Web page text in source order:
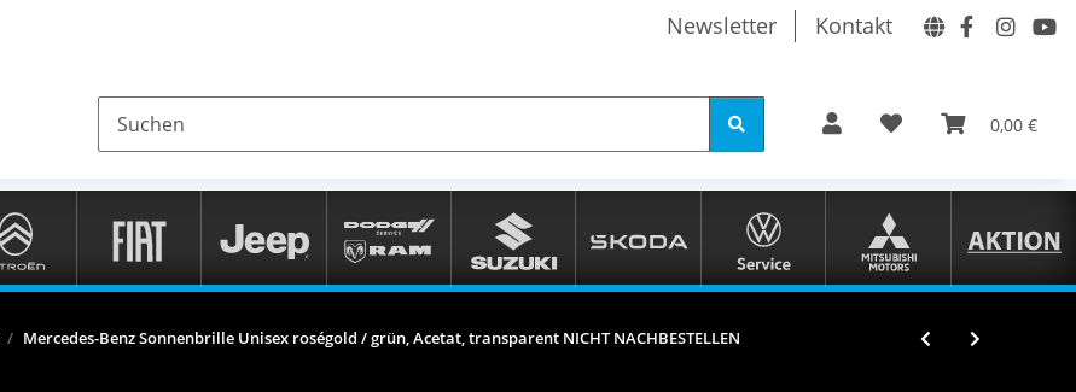
Newsletter Kontakt
0,00 €
Mercedes-Benz Sonnenbrille Unisex roségold / grün, Acetat, transparent NICHT NACHBESTELLEN